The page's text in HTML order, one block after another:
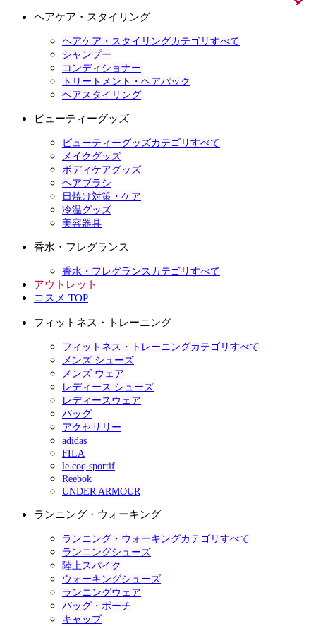
ヘアケア・スタイリング
ヘアケア・スタイリングカテゴリすべて
シャンプー
コンディショナー
トリートメント・ヘアパック
ヘアスタイリング
ビューティーグッズ
ビューティーグッズカテゴリすべて
メイクグッズ
ボディケアグッズ
ヘアブラシ
日焼け対策・ケア
冷温グッズ
美容器具
香水・フレグランス
香水・フレグランスカテゴリすべて
アウトレット
コスメ TOP
フィットネス・トレーニング
フィットネス・トレーニングカテゴリすべて
メンズ シューズ
メンズ ウェア
レディース シューズ
レディースウェア
バッグ
アクセサリー
adidas
FILA
le coq sportif
Reebok
UNDER ARMOUR
ランニング・ウォーキング
ランニング・ウォーキングカテゴリすべて
ランニングシューズ
陸上スパイク
ウォーキングシューズ
ランニングウェア
バッグ・ポーチ
キャップ